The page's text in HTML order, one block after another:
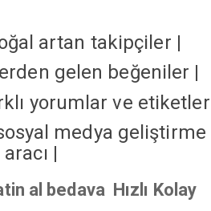
artan takipçiler |
gelen beğeniler |
yorumlar ve
medya geliştirme
aracı |
al bedava Hızlı Kolay